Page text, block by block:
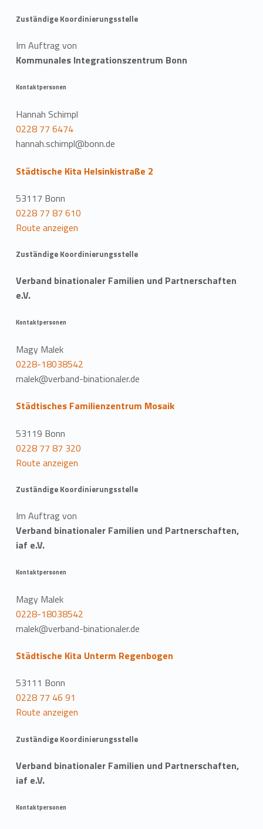
Zuständige Koordinierungsstelle
Im Auftrag von
Kommunales Integrationszentrum Bonn
Kontaktpersonen
Hannah Schimpl
0228 77 6474
hannah.schimpl@bonn.de
Städtische Kita Helsinkistraße 2
53117 Bonn
0228 77 87 610
Route anzeigen
Zuständige Koordinierungsstelle
Verband binationaler Familien und Partnerschaften
e.V.
Kontaktpersonen
Magy Malek
0228-18038542
malek@verband-binationaler.de
Städtisches Familienzentrum Mosaik
53119 Bonn
0228 77 87 320
Route anzeigen
Zuständige Koordinierungsstelle
Im Auftrag von
Verband binationaler Familien und Partnerschaften,
iaf e.V.
Kontaktpersonen
Magy Malek
0228-18038542
malek@verband-binationaler.de
Städtische Kita Unterm Regenbogen
53111 Bonn
0228 77 46 91
Route anzeigen
Zuständige Koordinierungsstelle
Verband binationaler Familien und Partnerschaften,
iaf e.V.
Kontaktpersonen